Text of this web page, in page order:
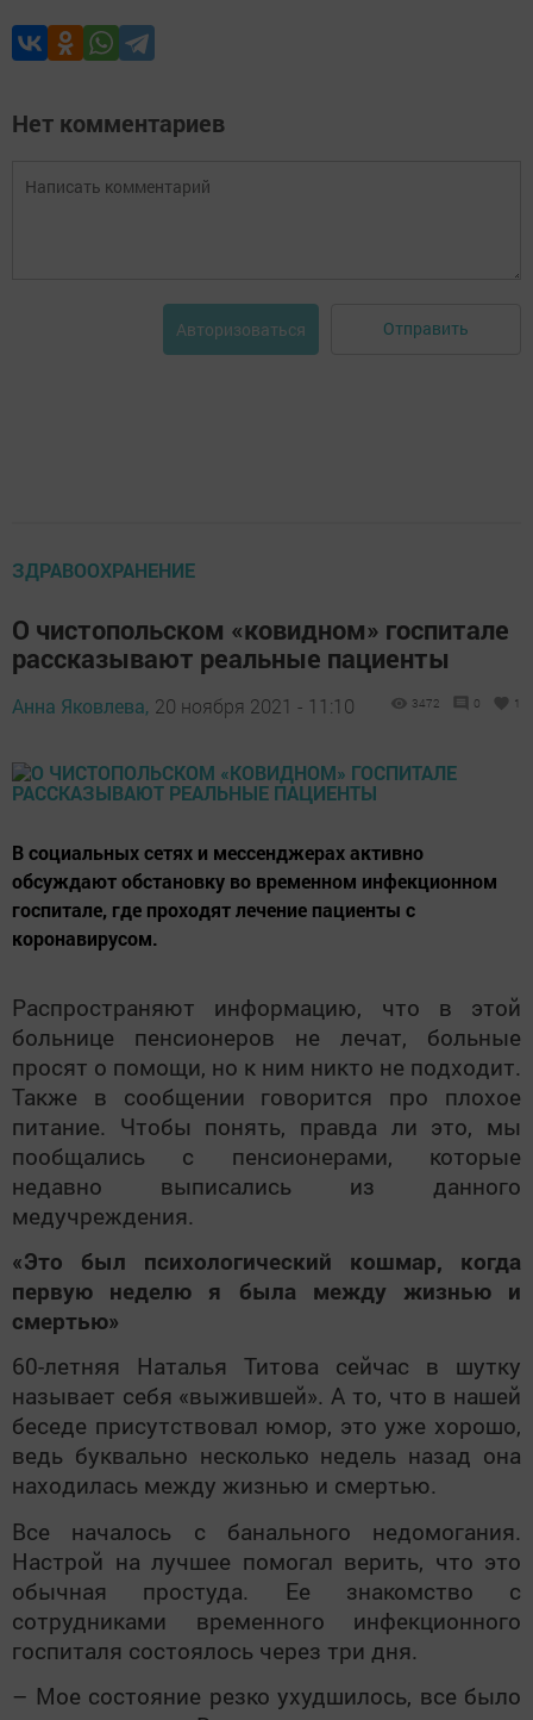
Нет комментариев
Авторизоваться Отправить
ЗДРАВООХРАНЕНИЕ
О чистопольском «ковидном» госпитале
рассказывают реальные пациенты
Анна Яковлева, 20 ноября 2021 - 11:10 3472 0 1
В социальных сетях и мессенджерах активно
обсуждают обстановку во временном инфекционном
госпитале, где проходят лечение пациенты с
коронавирусом.
Распространяют информацию, что в этой
больнице пенсионеров не лечат, больные
просят о помощи, но к ним никто не подходит.
Также в сообщении говорится про плохое
питание. Чтобы понять, правда ли это, мы
пообщались с пенсионерами, которые
недавно выписались из данного
медучреждения.
«Это был психологический кошмар, когда
первую неделю я была между жизнью и
смертью»
60-летняя Наталья Титова сейчас в шутку
называет себя «выжившей». А то, что в нашей
беседе присутствовал юмор, это уже хорошо,
ведь буквально несколько недель назад она
находилась между жизнью и смертью.
Все началось с банального недомогания.
Настрой на лучшее помогал верить, что это
обычная простуда. Ее знакомство с
сотрудниками временного инфекционного
госпиталя состоялось через три дня.
– Мое состояние резко ухудшилось, все было